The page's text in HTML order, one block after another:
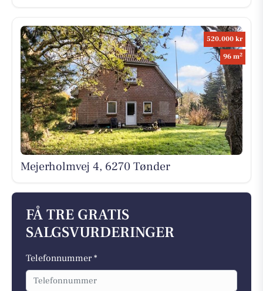
520.000 kr
96 m2
Mejerholmvej 4, 6270 Tønder
FÅ TRE GRATIS
SALGSVURDERINGER
Telefonnummer *